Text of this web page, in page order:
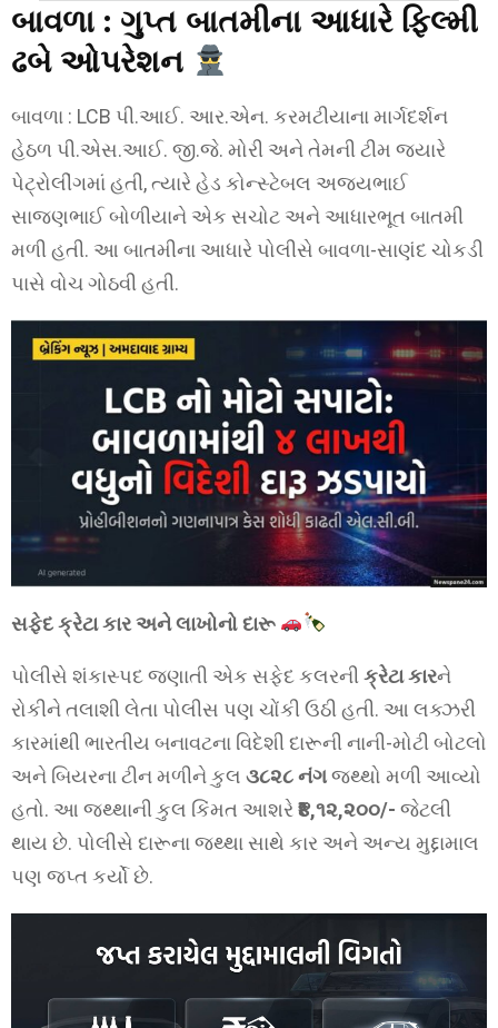
બાવળા : ગુપ્ત બાતમીના આધારે ફિલ્મી
ઢબે ઓપરેશન
બાવળા : LCB પી.આઈ. આર.એન. કરમટીયાના માર્ગદર્શન
હેઠળ પી.એસ.આઈ. જી.જે. મોરી અને તેમની ટીમ જ્યારે
પેટ્રોલીંગમાં હતી, ત્યારે હેડ કોન્સ્ટેબલ અજયભાઈ
સાજણભાઈ બોળીયાને એક સચોટ અને આધારભૂત બાતમી
મળી હતી. આ બાતમીના આધારે પોલીસે બાવળા-સાણંદ ચોકડી
પાસે વોચ ગોઠવી હતી.
સફેદ ક્રેટા કાર અને લાખોનો દારૂ
પોલીસે શંકાસ્પદ જણાતી એક સફેદ કલરનીક્રેટા કારને
રોકીને તલાશી લેતા પોલીસ પણ ચોંકી ઉઠી હતી. આ લક્ઝરી
કારમાંથી ભારતીય બનાવટના વિદેશી દારૂની નાની-મોટી બોટલો
અને બિયરના ટીન મળીને કુલ ૩૮૨૮ નંગજથ્થો મળી આવ્યો
હતો. આ જથ્થાની કુલ કિંમત આશરે₹૪,૧૨,૨૦૦/- જેટલી
થાય છે. પોલીસે દારૂના જથ્થા સાથે કાર અને અન્ય મુદ્દામાલ
પણ જપ્ત કર્યો છે.